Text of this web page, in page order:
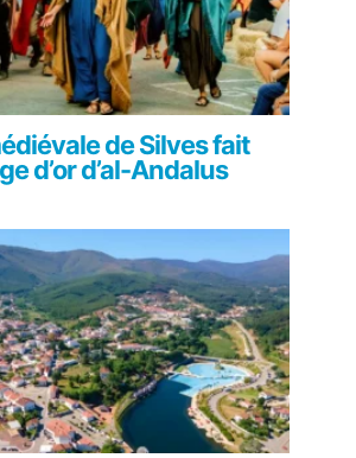
de Silves fait
d’or d’al-Andalus